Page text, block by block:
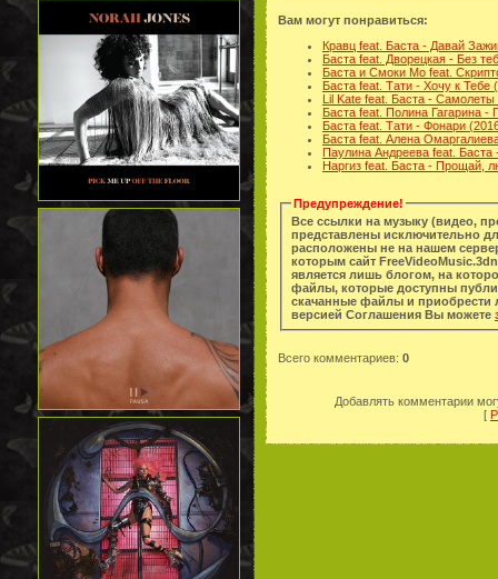
Вам могут понравиться:
Кравц feat. Баста - Давай
Баста feat. Дворецкая - Без
Баста и Смоки Мо feat.
Баста feat. Тати - Хочу к Тебе
Lil Kate feat. Баста -
Баста feat. Полина Гагарина -
Баста feat. Тати - Фонари
Баста feat. Алена
Паулина Андреева feat.
Наргиз feat. Баста - Прощай,
Предупреждение!
Все ссылки на музыку (видео,
представлены исключительно
расположены не на нашем
которым сайт
является лишь блогом, на
файлы, которые доступны
скачанные файлы и приобрести легальную
версией Соглашения Вы можете
Всего комментариев: 0
Добавлять комментарии
[